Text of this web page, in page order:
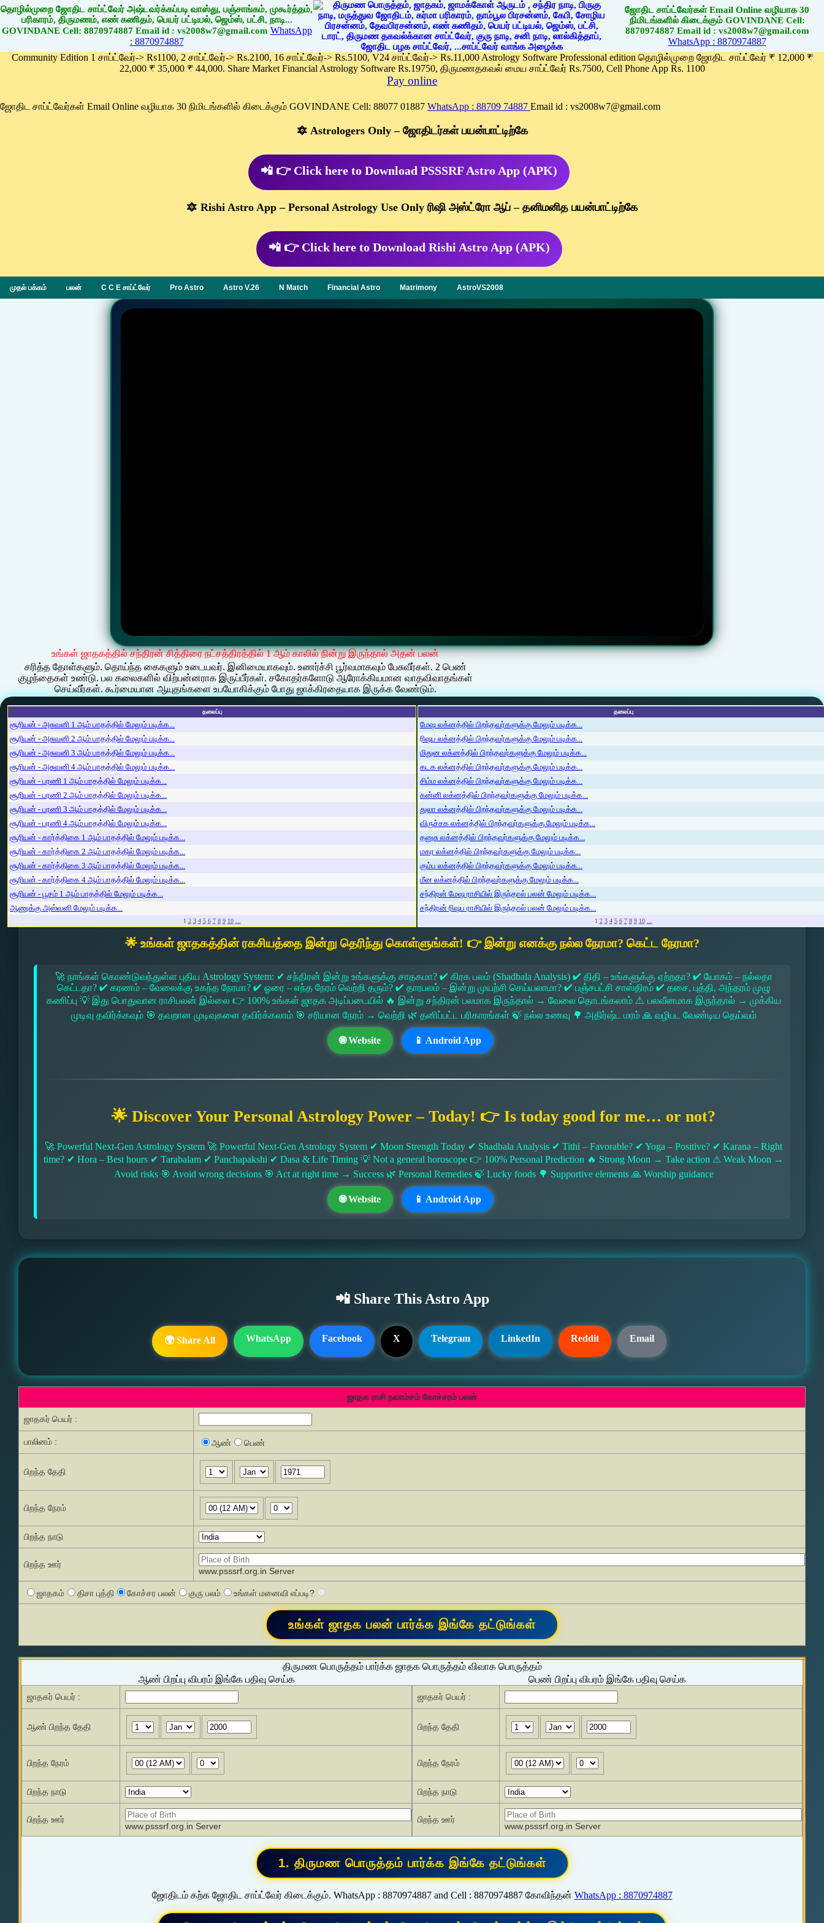
தொழில்முறை ஜோதிட சாப்ட்வேர் அஷ்டவர்க்கப்படி வாஸ்து, பஞ்சாங்கம், முகூர்த்தம்,
பரிகாரம், திருமணம், எண் கணிதம், பெயர் பட்டியல், ஜெம்ஸ், பட்சி, நாடி...
GOVINDANE Cell: 8870974887 Email id : vs2008w7@gmail.com WhatsApp
: 8870974887
ஜோதிட சாப்ட்வேர்கள் Email Online வழியாக 30
நிமிடங்களில் கிடைக்கும் GOVINDANE Cell:
8870974887 Email id : vs2008w7@gmail.com
WhatsApp : 8870974887
Community Edition 1 சாப்ட்வேர்-> Rs1100, 2 சாப்ட்வேர்-> Rs.2100, 16 சாப்ட்வேர்-> Rs.5100, V24 சாப்ட்வேர்-> Rs.11,000 Astrology Software Professional edition தொழில்முறை ஜோதிட சாப்ட்வேர் ₹ 12,000 ₹
22,000 ₹ 35,000 ₹ 44,000. Share Market Financial Astrology Software Rs.19750, திருமணதகவல் மைய சாப்ட்வேர் Rs.7500, Cell Phone App Rs. 1100
Pay online
ஜோதிட சாப்ட்வேர்கள் Email Online வழியாக 30 நிமிடங்களில் கிடைக்கும் GOVINDANE Cell: 88077 01887 WhatsApp : 88709 74887 Email id : vs2008w7@gmail.com
🔯 Astrologers Only – ஜோதிடர்கள் பயன்பாட்டிற்கே
📲 👉 Click here to Download PSSSRF Astro App (APK)
🔯 Rishi Astro App – Personal Astrology Use Only ரிஷி அஸ்ட்ரோ ஆப் – தனிமனித பயன்பாட்டிற்கே
📲 👉 Click here to Download Rishi Astro App (APK)
முதல் பக்கம் பலன் C C E சாப்ட்வேர் Pro Astro Astro V.26 N Match Financial Astro Matrimony AstroVS2008
உங்கள் ஜாதகத்தில் சந்திரன் சித்திரை நட்சத்திரத்தில் 1 ஆம் காலில் நின்று இருந்தால் அதன் பலன்
சரித்த தோள்களும். தொய்ந்த கைகளும் உடையவர். இனிமையாகவும். உணர்ச்சி பூர்வமாகவும் பேசுவீர்கள். 2 பெண்
குழந்தைகள் உண்டு. பல கலைகளில் விற்பன்னராக இருப்பீர்கள். சகோதர்களோடு ஆரோக்கியமான வாதவிவாதங்கள்
செய்வீர்கள். கூர்மையான ஆயுதங்களை உபயோகிக்கும் போது ஜாக்கிரதையாக இருக்க வேண்டும்.
தலைப்பு
சூரியன் - அசுவனி 1 ஆம் பாதத்தில் மேலும் படிக்க...
சூரியன் - அசுவனி 2 ஆம் பாதத்தில் மேலும் படிக்க...
சூரியன் - அசுவனி 3 ஆம் பாதத்தில் மேலும் படிக்க...
சூரியன் - அசுவனி 4 ஆம் பாதத்தில் மேலும் படிக்க...
சூரியன் - பரணி 1 ஆம் பாதத்தில் மேலும் படிக்க...
சூரியன் - பரணி 2 ஆம் பாதத்தில் மேலும் படிக்க...
சூரியன் - பரணி 3 ஆம் பாதத்தில் மேலும் படிக்க...
சூரியன் - பரணி 4 ஆம் பாதத்தில் மேலும் படிக்க...
சூரியன் - கார்த்திகை 1 ஆம் பாதத்தில் மேலும் படிக்க...
சூரியன் - கார்த்திகை 2 ஆம் பாதத்தில் மேலும் படிக்க...
சூரியன் - கார்த்திகை 3 ஆம் பாதத்தில் மேலும் படிக்க...
சூரியன் - கார்த்திகை 4 ஆம் பாதத்தில் மேலும் படிக்க...
சூரியன் - பூசம் 1 ஆம் பாதத்தில் மேலும் படிக்க...
ஆணுக்கு அஸ்வனி மேலும் படிக்க...
1 2 3 4 5 6 7 8 9 10 ...
தலைப்பு
மேஷ லக்னத்தில் பிறந்தவர்களுக்கு மேலும் படிக்க...
ரிஷப லக்னத்தில் பிறந்தவர்களுக்கு மேலும் படிக்க...
மிதுன லக்னத்தில் பிறந்தவர்களுக்கு மேலும் படிக்க...
கடக லக்னத்தில் பிறந்தவர்களுக்கு மேலும் படிக்க...
சிம்ம லக்னத்தில் பிறந்தவர்களுக்கு மேலும் படிக்க...
கன்னி லக்னத்தில் பிறந்தவர்களுக்கு மேலும் படிக்க...
துலா லக்னத்தில் பிறந்தவர்களுக்கு மேலும் படிக்க...
விருச்சக லக்னத்தில் பிறந்தவர்களுக்கு மேலும் படிக்க...
தனுசு லக்னத்தில் பிறந்தவர்களுக்கு மேலும் படிக்க...
மகர லக்னத்தில் பிறந்தவர்களுக்கு மேலும் படிக்க...
கும்ப லக்னத்தில் பிறந்தவர்களுக்கு மேலும் படிக்க...
மீன லக்னத்தில் பிறந்தவர்களுக்கு மேலும் படிக்க...
சந்திரன் மேஷ ராசியில் இருந்தால் பலன் மேலும் படிக்க...
சந்திரன் ரிஷப ராசியில் இருந்தால் பலன் மேலும் படிக்க...
1 2 3 4 5 6 7 8 9 10 ...
🌟 உங்கள் ஜாதகத்தின் ரகசியத்தை இன்று தெரிந்து கொள்ளுங்கள்! 👉 இன்று எனக்கு நல்ல நேரமா? கெட்ட நேரமா?
🚀 நாங்கள் கொண்டுவந்துள்ள புதிய Astrology System: ✔ சந்திரன் இன்று உங்களுக்கு சாதகமா? ✔ கிரக பலம் (Shadbala Analysis) ✔ திதி – உங்களுக்கு ஏற்றதா? ✔ யோகம் – நல்லதா
கெட்டதா? ✔ கரணம் – வேலைக்கு உகந்த நேரமா? ✔ ஓரை – எந்த நேரம் வெற்றி தரும்? ✔ தாரபலம் – இன்று முயற்சி செய்யலாமா? ✔ பஞ்சபட்சி சாஸ்திரம் ✔ தசை, புத்தி, அந்தரம் முழு
கணிப்பு 💡 இது பொதுவான ராசிபலன் இல்லை 👉 100% உங்கள் ஜாதக அடிப்படையில் 🔥 இன்று சந்திரன் பலமாக இருந்தால் → வேலை தொடங்கலாம் ⚠ பலவீனமாக இருந்தால் → முக்கிய
முடிவு தவிர்க்கவும் 🎯 தவறான முடிவுகளை தவிர்க்கலாம் 🎯 சரியான நேரம் → வெற்றி 🌿 தனிப்பட்ட பரிகாரங்கள் 🍃 நல்ல உணவு 🌳 அதிர்ஷ்ட மரம் 🙏 வழிபட வேண்டிய தெய்வம்
🌐 Website 📱 Android App
🌟 Discover Your Personal Astrology Power – Today! 👉 Is today good for me… or not?
🚀 Powerful Next-Gen Astrology System 🚀 Powerful Next-Gen Astrology System ✔ Moon Strength Today ✔ Shadbala Analysis ✔ Tithi – Favorable? ✔ Yoga – Positive? ✔ Karana – Right
time? ✔ Hora – Best hours ✔ Tarabalam ✔ Panchapakshi ✔ Dasa & Life Timing 💡 Not a general horoscope 👉 100% Personal Prediction 🔥 Strong Moon → Take action ⚠ Weak Moon →
Avoid risks 🎯 Avoid wrong decisions 🎯 Act at right time → Success 🌿 Personal Remedies 🍃 Lucky foods 🌳 Supportive elements 🙏 Worship guidance
🌐 Website 📱 Android App
📲 Share This Astro App
🌍 Share All WhatsApp Facebook X Telegram LinkedIn Reddit Email
ஜாதக ராசி நவாம்சம் கோச்சரம் பலன்
ஜாதகர் பெயர் :
பாலினம் : ஆண் பெண்
பிறந்த தேதி
பிறந்த நேரம்
பிறந்த நாடு
பிறந்த ஊர்
www.psssrf.org.in Server
ஜாதகம் திசா புத்தி கோச்சர பலன் குரு பலம் உங்கள் மனைவி எப்படி?
திருமண பொருத்தம் பார்க்க ஜாதக பொருத்தம் விவாக பொருத்தம்
ஆண் பிறப்பு விபரம் இங்கே பதிவு செய்க
பெண் பிறப்பு விபரம் இங்கே பதிவு செய்க
ஜாதகர் பெயர் :
ஆண் பிறந்த தேதி
பிறந்த நேரம்
பிறந்த நாடு
பிறந்த ஊர்
www.psssrf.org.in Server
ஜாதகர் பெயர் :
பிறந்த தேதி
பிறந்த நேரம்
பிறந்த நாடு
பிறந்த ஊர்
www.psssrf.org.in Server
ஜோதிடம் கற்க ஜோதிட சாப்ட்வேர் கிடைக்கும். WhatsApp : 8870974887 and Cell : 8870974887 கோவிந்தன் WhatsApp : 8870974887